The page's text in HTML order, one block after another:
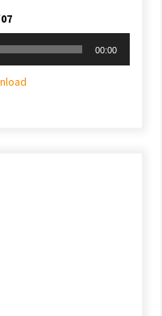
bideoa Hamaika
00:00